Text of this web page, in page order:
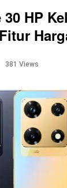
HP
381 Views